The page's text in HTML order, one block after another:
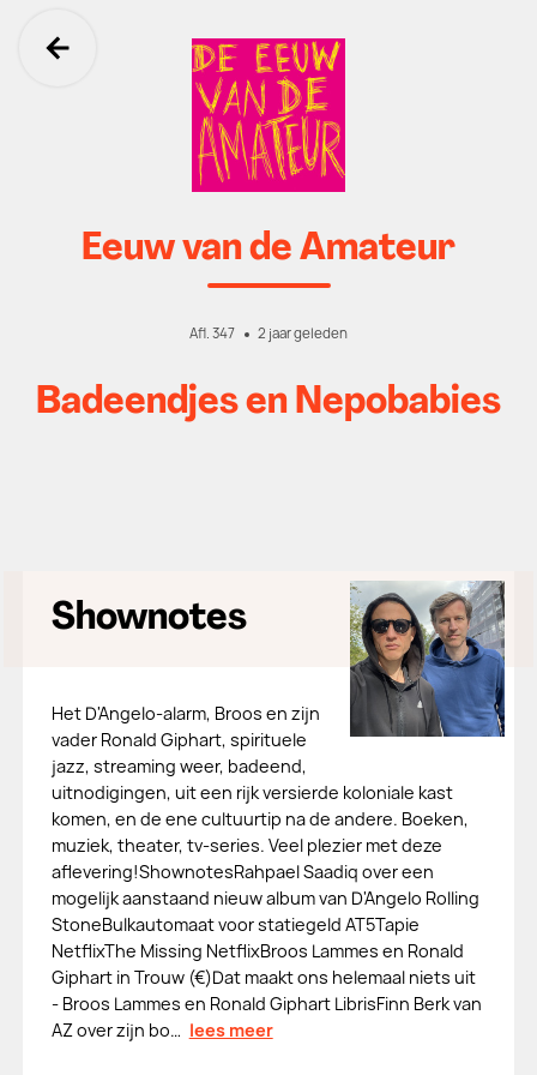
Ga terug
Eeuw van de Amateur
Afl. 347 2 jaar geleden
Badeendjes en Nepobabies
Shownotes
Het D'Angelo-alarm, Broos en zijn
vader Ronald Giphart, spirituele
jazz, streaming weer, badeend,
uitnodigingen, uit een rijk versierde koloniale kast
komen, en de ene cultuurtip na de andere. Boeken,
muziek, theater, tv-series. Veel plezier met deze
aflevering!ShownotesRahpael Saadiq over een
mogelijk aanstaand nieuw album van D'Angelo Rolling
StoneBulkautomaat voor statiegeld AT5Tapie
NetflixThe Missing NetflixBroos Lammes en Ronald
Giphart in Trouw (€)Dat maakt ons helemaal niets uit
- Broos Lammes en Ronald Giphart LibrisFinn Berk van
AZ over zijn bo… lees meer